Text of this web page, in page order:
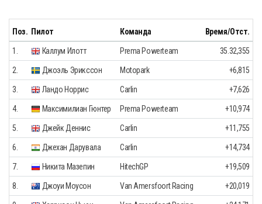
Поз. Пилот Команда Время/Отст.
1. Каллум Илотт Prema Powerteam 35.32,355
2. Джоэль Эрикссон Motopark +6,815
3. Ландо Норрис Carlin +7,626
4. Максимилиан Гюнтер Prema Powerteam +10,974
5. Джейк Деннис Carlin +11,755
6. Джехан Дарувала Carlin +14,734
7. Никита Мазепин HitechGP +19,509
8. Джоуи Моусон Van Amersfoort Racing +20,019